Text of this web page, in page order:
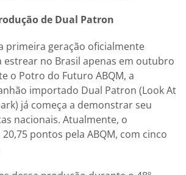
de Dual Patron
primeira geração oficialmente
no Brasil apenas em outubro
o Potro do Futuro ABQM, a
importado Dual Patron (Look At
já começa a demonstrar seu
nacionais. Atualmente, o
pontos pela ABQM, com cinco